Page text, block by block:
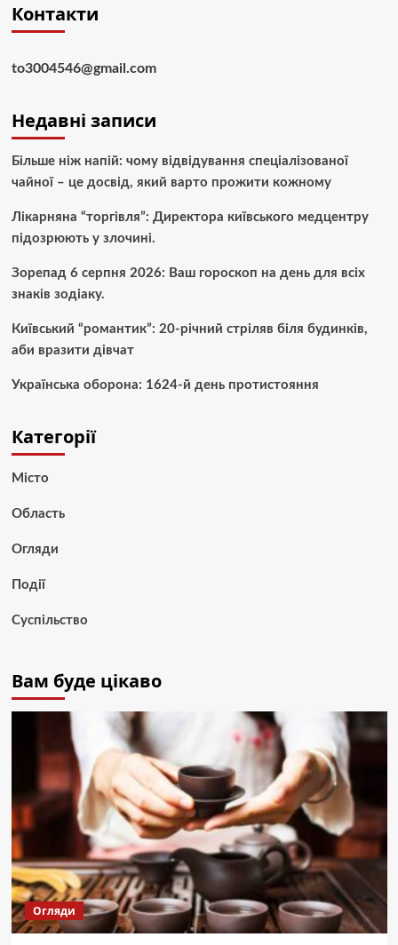
Контакти
to3004546@gmail.com
Недавні записи
Більше ніж напій: чому відвідування спеціалізованої
чайної – це досвід, який варто прожити кожному
Лікарняна “торгівля”: Директора київського медцентру
підозрюють у злочині.
Зорепад 6 серпня 2026: Ваш гороскоп на день для всіх
знаків зодіаку.
Київський “романтик”: 20-річний стріляв біля будинків,
аби вразити дівчат
Українська оборона: 1624-й день протистояння
Категорії
Місто
Область
Огляди
Події
Суспільство
Вам буде цікаво
Огляди